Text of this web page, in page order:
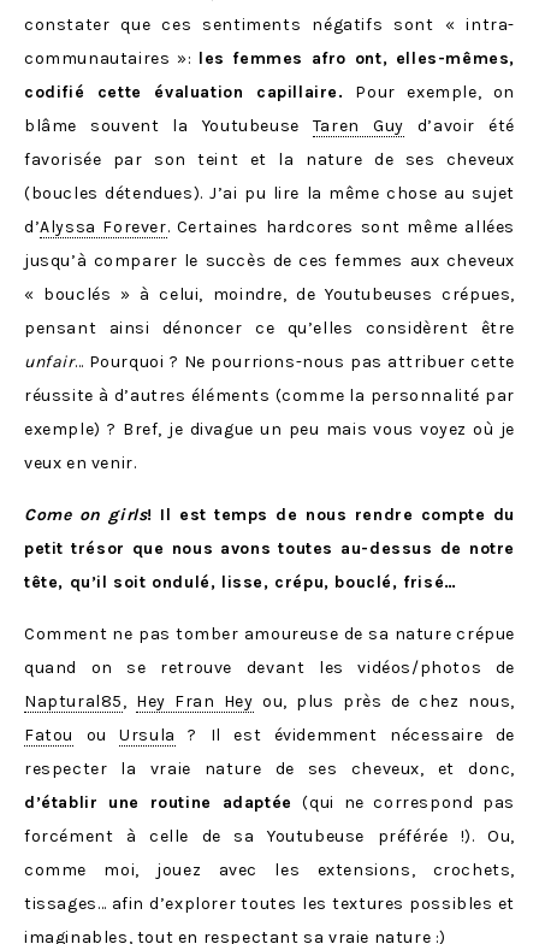
constater que ces sentiments négatifs sont « intra-
communautaires »: les femmes afro ont, elles-mêmes,
codifié cette évaluation capillaire.
Pour exemple, on
blâme souvent la Youtubeuse Taren Guy d’avoir été
favorisée par son teint et la nature de ses cheveux
(boucles détendues). J’ai pu lire la même chose au sujet
d’Alyssa Forever. Certaines hardcores sont même allées
jusqu’à comparer le succès de ces femmes aux cheveux
« bouclés » à celui, moindre, de Youtubeuses crépues,
pensant ainsi dénoncer ce qu’elles considèrent être
unfair… Pourquoi ? Ne pourrions-nous pas attribuer cette
réussite à d’autres éléments (comme la personnalité par
exemple) ? Bref, je divague un peu mais vous voyez où je
veux en venir.
Come on girls! Il est temps de nous rendre compte du
petit trésor que nous avons toutes au-dessus de notre
tête, qu’il soit ondulé, lisse, crépu, bouclé, frisé…
Comment ne pas tomber amoureuse de sa nature crépue
quand on se retrouve devant les vidéos/photos de
Naptural85, Hey Fran Hey ou, plus près de chez nous,
Fatou
ouUrsula
? Il est évidemment nécessaire de
respecter la vraie nature de ses cheveux, et donc,
d’établir une routine adaptée(qui ne correspond pas
forcément à celle de sa Youtubeuse préférée !). Ou,
comme moi, jouez avec les extensions, crochets,
tissages… afin d’explorer toutes les textures possibles et
imaginables, tout en respectant sa vraie nature :)